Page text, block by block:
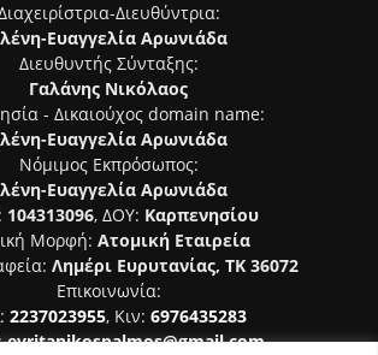
Διευθύντρια:
Ευαγγελία Αρωνιάδα
Διευθυντής Σύνταξης:
Γαλάνης Νικόλαος
- Δικαιούχος domain name:
Ευαγγελία Αρωνιάδα
Νόμιμος Εκπρόσωπος:
Ευαγγελία Αρωνιάδα
104313096, ΔΟΥ: Καρπενησίου
Μορφή: Ατομική Εταιρεία
Λημέρι Ευρυτανίας, ΤΚ 36072
Επικοινωνία:
2237023955, Κιν: 6976435283
evritanikospalmos@gmail.com